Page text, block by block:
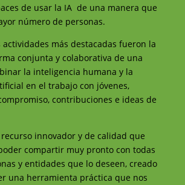
de usar la IA de una manera que
número de personas.
actividades más destacadas fueron la
conjunta y colaborativa de una
la inteligencia humana y la
en el trabajo con jóvenes,
contribuciones e ideas de
innovador y de calidad que
compartir muy pronto con todas
y entidades que lo deseen, creado
una herramienta práctica que nos